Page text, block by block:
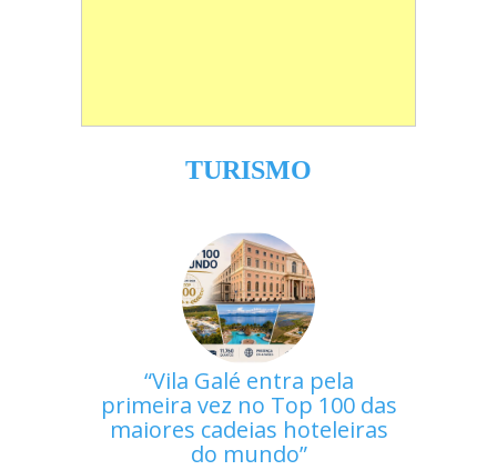
TURISMO
Vila Galé entra pela
primeira vez no Top 100 das
maiores cadeias hoteleiras
do mundo